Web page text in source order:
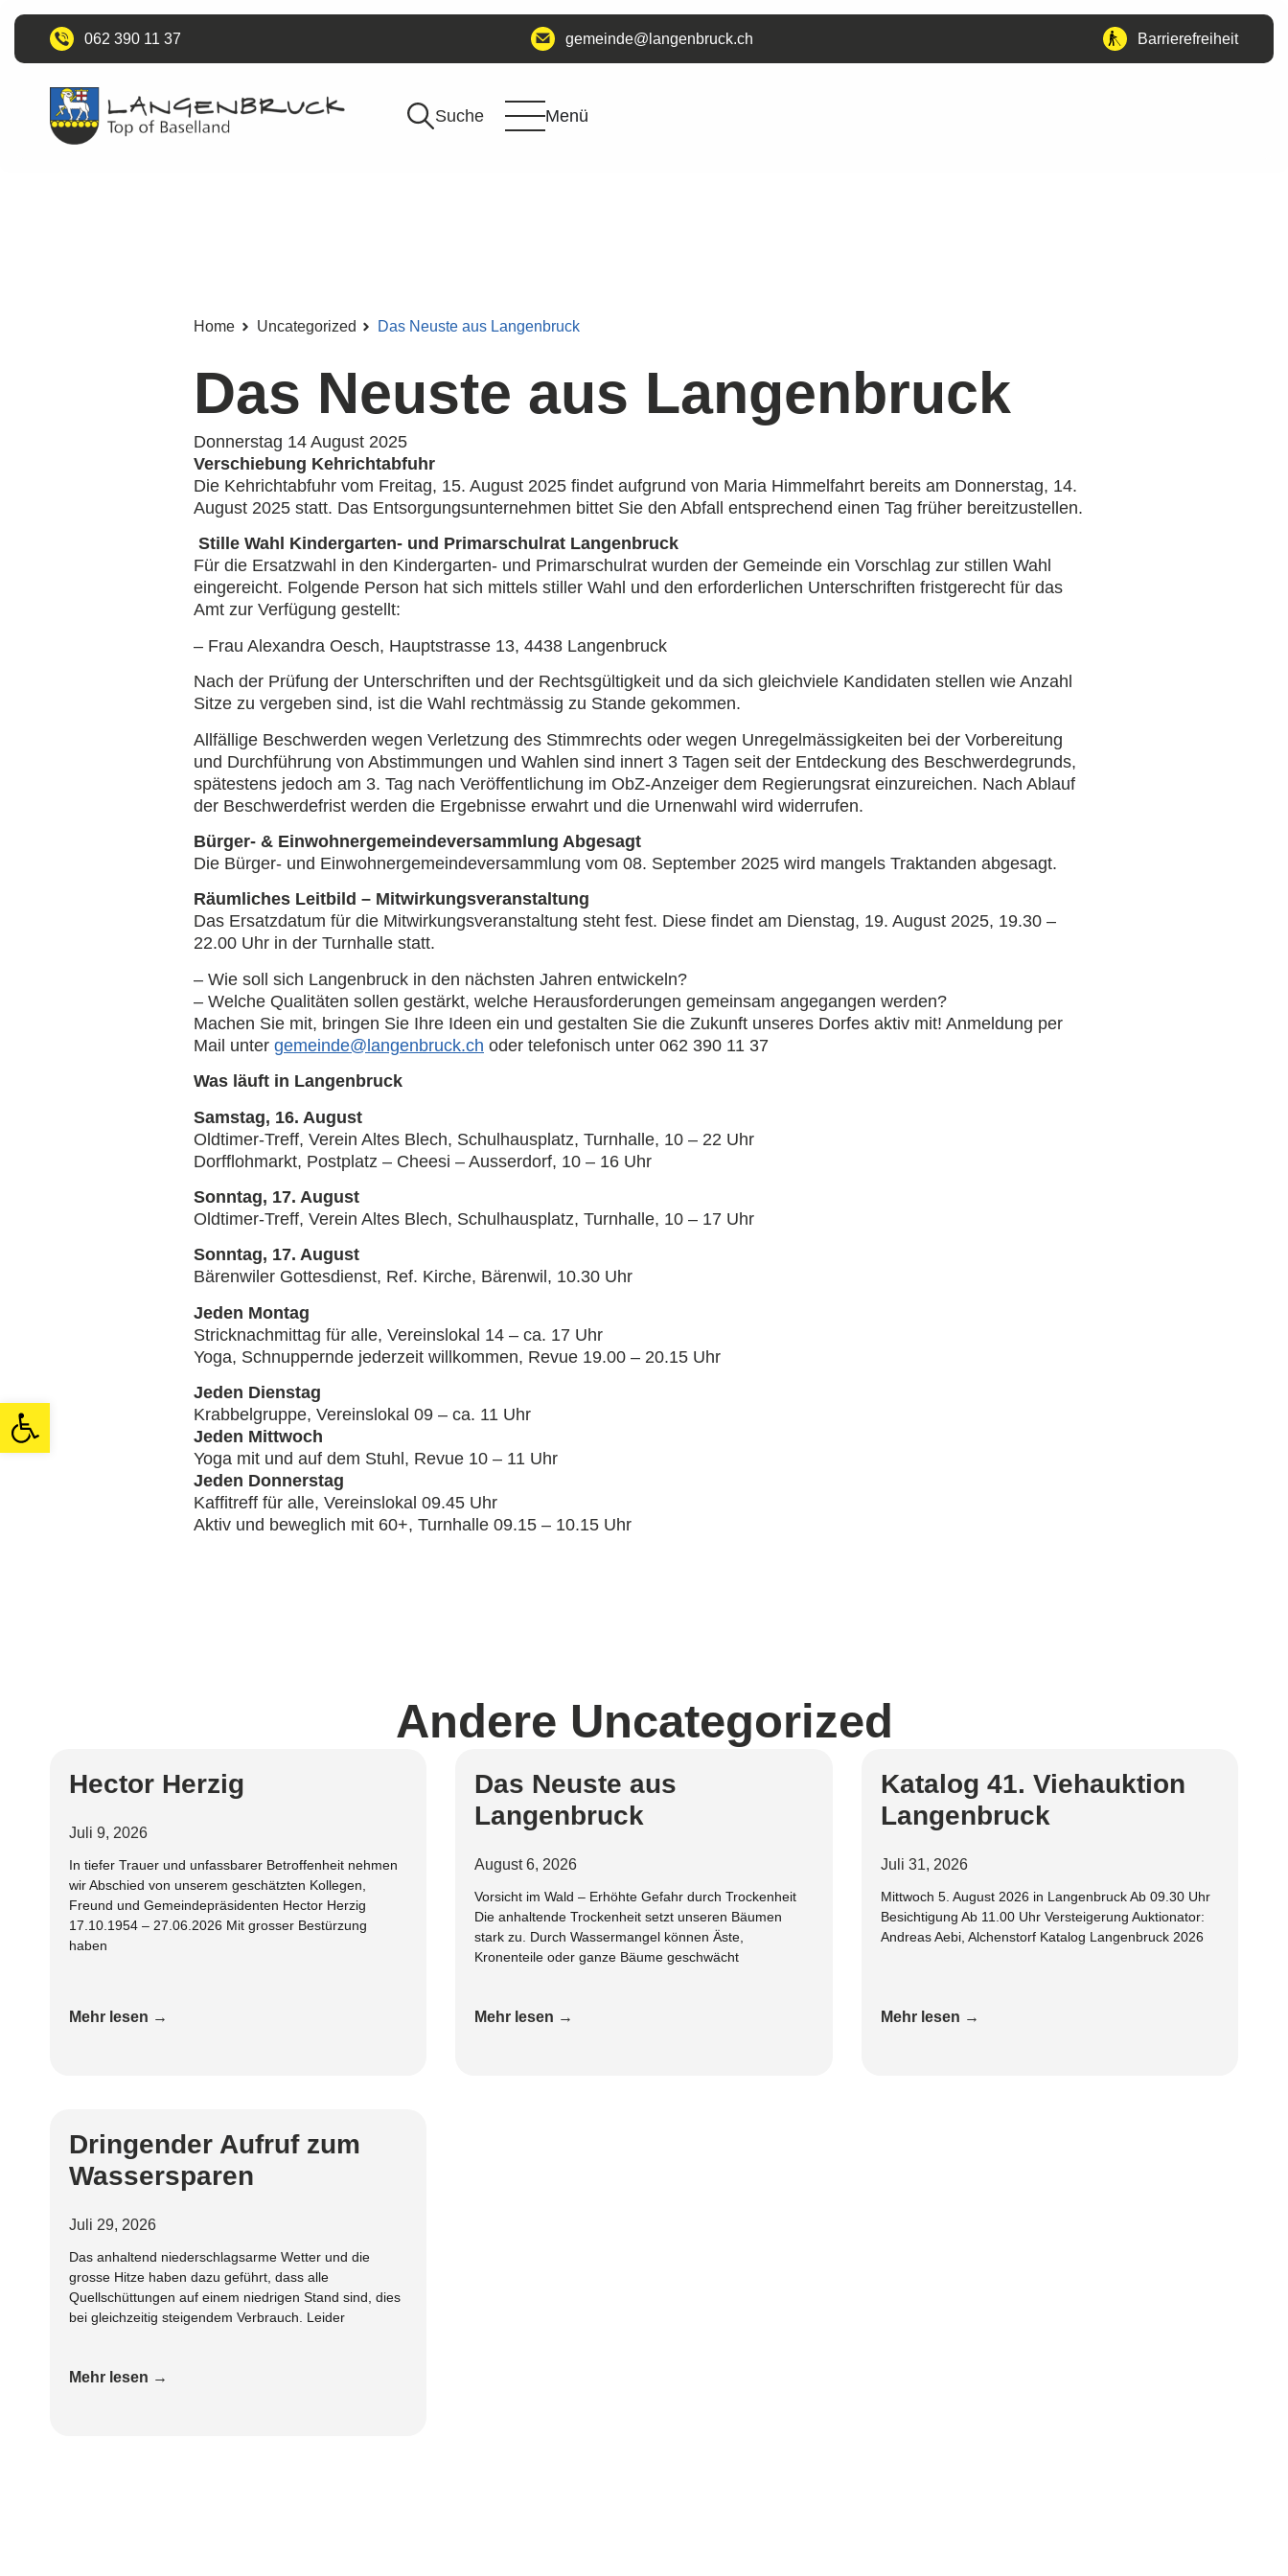
Open toolbar
062 390 11 37 hc.kcurbnegnal
@edniemeg Barrierefreiheit
Suche Menü
Home Uncategorized Das Neuste aus Langenbruck
Das Neuste aus Langenbruck
Donnerstag 14 August 2025
Verschiebung Kehrichtabfuhr
Die Kehrichtabfuhr vom Freitag, 15. August 2025 findet aufgrund von Maria Himmelfahrt bereits am Donnerstag, 14.
August 2025 statt. Das Entsorgungsunternehmen bittet Sie den Abfall entsprechend einen Tag früher bereitzustellen.
Stille Wahl Kindergarten- und Primarschulrat Langenbruck
Für die Ersatzwahl in den Kindergarten- und Primarschulrat wurden der Gemeinde ein Vorschlag zur stillen Wahl
eingereicht. Folgende Person hat sich mittels stiller Wahl und den erforderlichen Unterschriften fristgerecht für das
Amt zur Verfügung gestellt:
– Frau Alexandra Oesch, Hauptstrasse 13, 4438 Langenbruck
Nach der Prüfung der Unterschriften und der Rechtsgültigkeit und da sich gleichviele Kandidaten stellen wie Anzahl
Sitze zu vergeben sind, ist die Wahl rechtmässig zu Stande gekommen.
Allfällige Beschwerden wegen Verletzung des Stimmrechts oder wegen Unregelmässigkeiten bei der Vorbereitung
und Durchführung von Abstimmungen und Wahlen sind innert 3 Tagen seit der Entdeckung des Beschwerdegrunds,
spätestens jedoch am 3. Tag nach Veröffentlichung im ObZ-Anzeiger dem Regierungsrat einzureichen. Nach Ablauf
der Beschwerdefrist werden die Ergebnisse erwahrt und die Urnenwahl wird widerrufen.
Bürger- & Einwohnergemeindeversammlung Abgesagt
Die Bürger- und Einwohnergemeindeversammlung vom 08. September 2025 wird mangels Traktanden abgesagt.
Räumliches Leitbild – Mitwirkungsveranstaltung
Das Ersatzdatum für die Mitwirkungsveranstaltung steht fest. Diese findet am Dienstag, 19. August 2025, 19.30 –
22.00 Uhr in der Turnhalle statt.
– Wie soll sich Langenbruck in den nächsten Jahren entwickeln?
– Welche Qualitäten sollen gestärkt, welche Herausforderungen gemeinsam angegangen werden?
Machen Sie mit, bringen Sie Ihre Ideen ein und gestalten Sie die Zukunft unseres Dorfes aktiv mit! Anmeldung per
Mail unter
hc.kcurbnegnal
@edniemeg
oder telefonisch unter 062 390 11 37
Was läuft in Langenbruck
Samstag, 16. August
Oldtimer-Treff, Verein Altes Blech, Schulhausplatz, Turnhalle, 10 – 22 Uhr
Dorfflohmarkt, Postplatz – Cheesi – Ausserdorf, 10 – 16 Uhr
Sonntag, 17. August
Oldtimer-Treff, Verein Altes Blech, Schulhausplatz, Turnhalle, 10 – 17 Uhr
Sonntag, 17. August
Bärenwiler Gottesdienst, Ref. Kirche, Bärenwil, 10.30 Uhr
Jeden Montag
Stricknachmittag für alle, Vereinslokal 14 – ca. 17 Uhr
Yoga, Schnuppernde jederzeit willkommen, Revue 19.00 – 20.15 Uhr
Jeden Dienstag
Krabbelgruppe, Vereinslokal 09 – ca. 11 Uhr
Jeden Mittwoch
Yoga mit und auf dem Stuhl, Revue 10 – 11 Uhr
Jeden Donnerstag
Kaffitreff für alle, Vereinslokal 09.45 Uhr
Aktiv und beweglich mit 60+, Turnhalle 09.15 – 10.15 Uhr
Andere Uncategorized
Hector Herzig
Juli 9, 2026
In tiefer Trauer und unfassbarer Betroffenheit nehmen
wir Abschied von unserem geschätzten Kollegen,
Freund und Gemeindepräsidenten Hector Herzig
17.10.1954 – 27.06.2026 Mit grosser Bestürzung
haben
Mehr lesen →
Das Neuste aus
Langenbruck
August 6, 2026
Vorsicht im Wald – Erhöhte Gefahr durch Trockenheit
Die anhaltende Trockenheit setzt unseren Bäumen
stark zu. Durch Wassermangel können Äste,
Kronenteile oder ganze Bäume geschwächt
Mehr lesen →
Katalog 41. Viehauktion
Langenbruck
Juli 31, 2026
Mittwoch 5. August 2026 in Langenbruck Ab 09.30 Uhr
Besichtigung Ab 11.00 Uhr Versteigerung Auktionator:
Andreas Aebi, Alchenstorf Katalog Langenbruck 2026
Mehr lesen →
Dringender Aufruf zum
Wassersparen
Juli 29, 2026
Das anhaltend niederschlagsarme Wetter und die
grosse Hitze haben dazu geführt, dass alle
Quellschüttungen auf einem niedrigen Stand sind, dies
bei gleichzeitig steigendem Verbrauch. Leider
Mehr lesen →